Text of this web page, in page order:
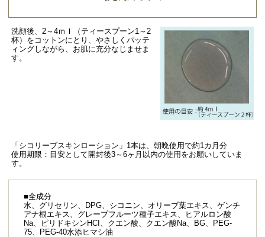
洗顔後、2～4ｍｌ（ティースプーン1～2
杯）をコットンにとり、やさしくパッテ
ィングしながら、お肌に充分なじませま
す。
「シコリーブスキンローション」1本は、朝晩使用で約1カ月分
使用期限：目安として開封後3～6ヶ月以内の使用をお願いしていま
す。
■全成分
水、グリセリン、DPG、シコニン、オリーブ葉エキス、ゲンチ
アナ根エキス、グレープフルーツ種子エキス、ヒアルロン酸
Na、ピリドキシンHCI、クエン酸、クエン酸Na、BG、PEG-
75、PEG-40水添ヒマシ油